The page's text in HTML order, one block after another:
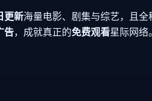
更新海量电影、剧集与综艺，且全
告，成就真正的免费观看星际网络